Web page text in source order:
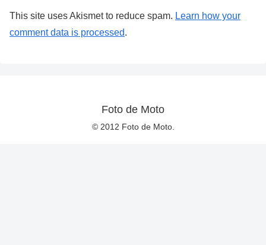
This site uses Akismet to reduce spam. Learn how your
comment data is processed.
Foto de Moto
© 2012 Foto de Moto.